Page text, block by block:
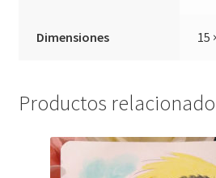
Dimensiones 15
Productos